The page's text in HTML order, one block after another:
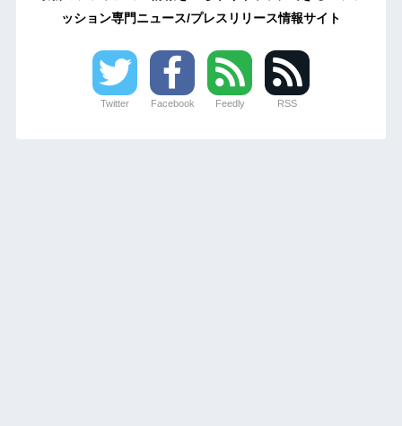
ッション専門ニュース/プレスリリース情報サイト
Twitter Facebook Feedly RSS